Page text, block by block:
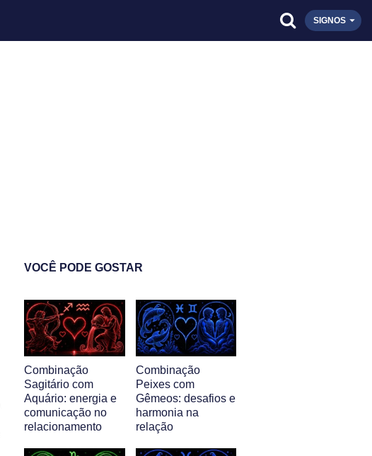
SIGNOS
VOCÊ PODE GOSTAR
Combinação
Sagitário com
Aquário: energia e
comunicação no
relacionamento
Combinação
Peixes com
Gêmeos: desafios e
harmonia na
relação